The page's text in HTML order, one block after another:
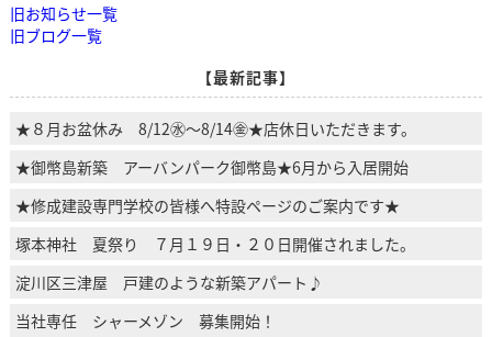
旧お知らせ一覧
旧ブログ一覧
【最新記事】
★８月お盆休み 8/12㊌～8/14㊎★店休日いただきます。
★御幣島新築 アーバンパーク御幣島★6月から入居開始
★修成建設専門学校の皆様へ特設ページのご案内です★
塚本神社 夏祭り ７月１９日・２０日開催されました。
淀川区三津屋 戸建のような新築アパート♪
当社専任 シャーメゾン 募集開始！